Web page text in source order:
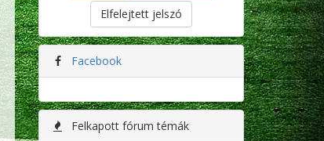
Elfelejtett jelszó
Facebook
Felkapott fórum témák